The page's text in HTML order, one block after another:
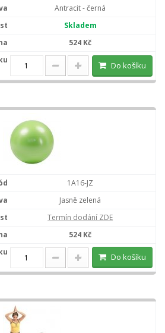
Antracit - černá
Skladem
524 Kč
Do košíku
1A16-JZ
Jasně zelená
Termín dodání ZDE
524 Kč
Do košíku